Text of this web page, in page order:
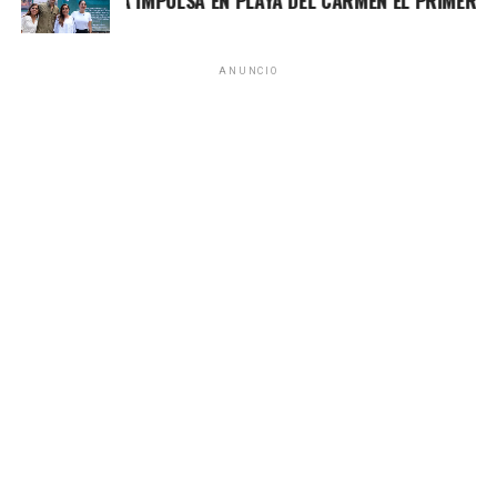
Estos resultados consolidan el compromiso de la SSC de
ANUNCIO